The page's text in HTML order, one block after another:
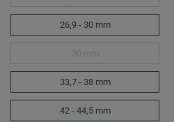
26,9 - 30 mm
33,7 - 38 mm
42 - 44,5 mm